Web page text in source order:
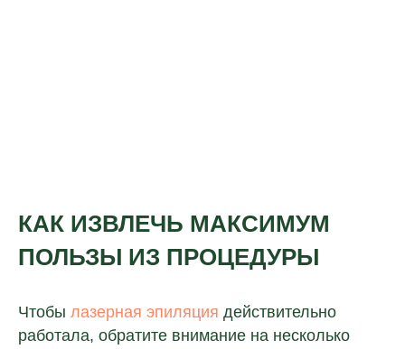
КАК ИЗВЛЕЧЬ МАКСИМУМ
ПОЛЬЗЫ ИЗ ПРОЦЕДУРЫ
Чтобы лазерная эпиляция действительно
работала, обратите внимание на несколько
ипредоставлением персональных